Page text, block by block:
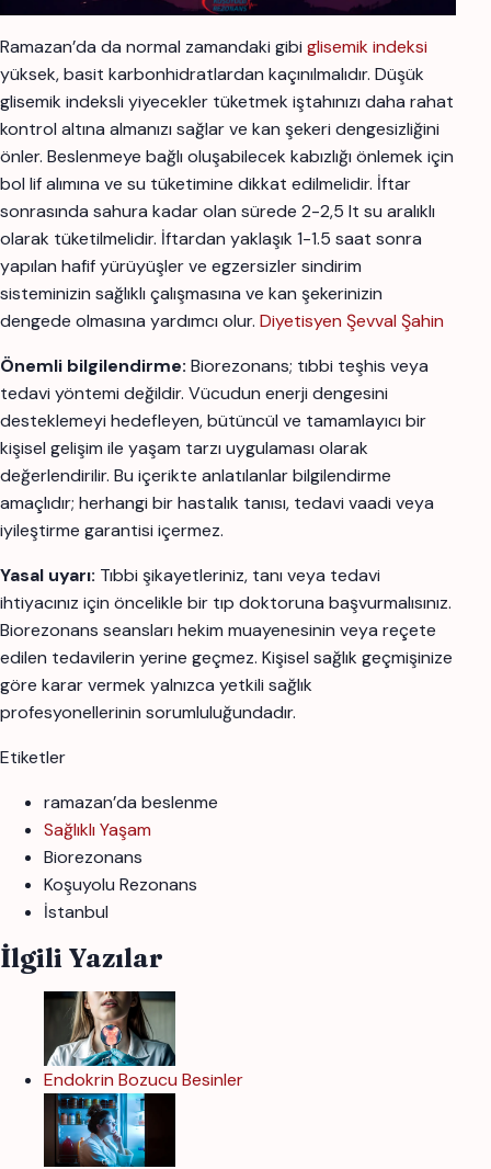
Ramazan’da da normal zamandaki gibi glisemik indeksi
yüksek, basit karbonhidratlardan kaçınılmalıdır. Düşük
glisemik indeksli yiyecekler tüketmek iştahınızı daha rahat
kontrol altına almanızı sağlar ve kan şekeri dengesizliğini
önler. Beslenmeye bağlı oluşabilecek kabızlığı önlemek için
bol lif alımına ve su tüketimine dikkat edilmelidir. İftar
sonrasında sahura kadar olan sürede 2-2,5 lt su aralıklı
olarak tüketilmelidir. İftardan yaklaşık 1-1.5 saat sonra
yapılan hafif yürüyüşler ve egzersizler sindirim
sisteminizin sağlıklı çalışmasına ve kan şekerinizin
dengede olmasına yardımcı olur. Diyetisyen Şevval Şahin
Önemli bilgilendirme: Biorezonans; tıbbi teşhis veya
tedavi yöntemi değildir. Vücudun enerji dengesini
desteklemeyi hedefleyen, bütüncül ve tamamlayıcı bir
kişisel gelişim ile yaşam tarzı uygulaması olarak
değerlendirilir. Bu içerikte anlatılanlar bilgilendirme
amaçlıdır; herhangi bir hastalık tanısı, tedavi vaadi veya
iyileştirme garantisi içermez.
Yasal uyarı: Tıbbi şikayetleriniz, tanı veya tedavi
ihtiyacınız için öncelikle bir tıp doktoruna başvurmalısınız.
Biorezonans seansları hekim muayenesinin veya reçete
edilen tedavilerin yerine geçmez. Kişisel sağlık geçmişinize
göre karar vermek yalnızca yetkili sağlık
profesyonellerinin sorumluluğundadır.
Etiketler
ramazan’da beslenme
Sağlıklı Yaşam
Biorezonans
Koşuyolu Rezonans
İstanbul
İlgili Yazılar
Endokrin Bozucu Besinler